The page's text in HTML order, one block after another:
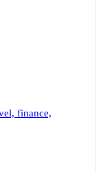
finance,